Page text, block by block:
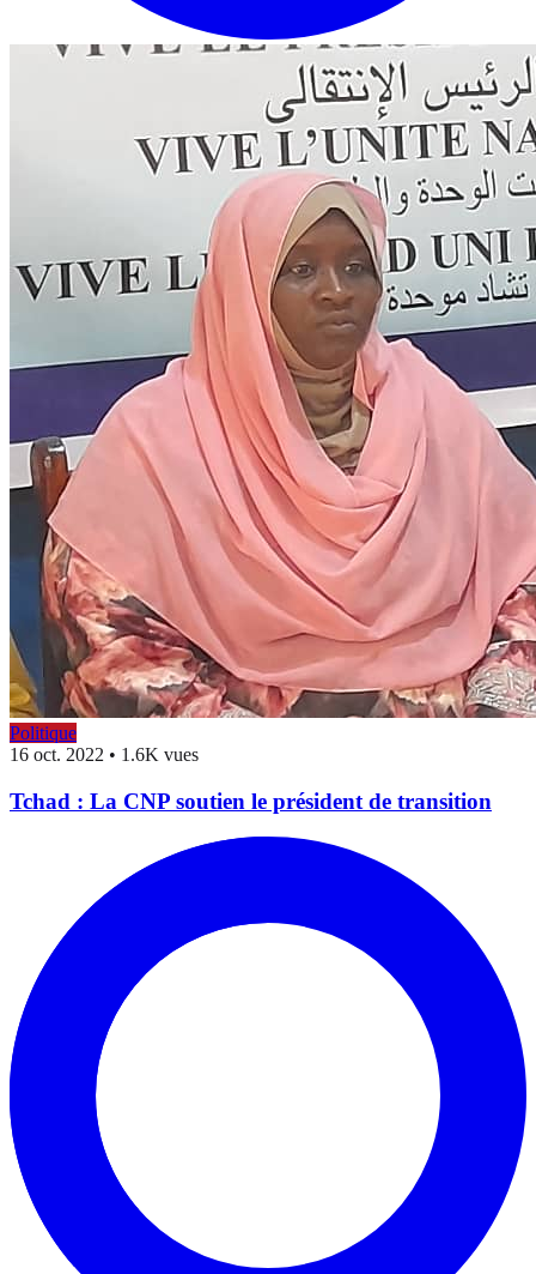
Politique
16 oct. 2022 • 1.6K vues
Tchad : La CNP soutien le président de transition